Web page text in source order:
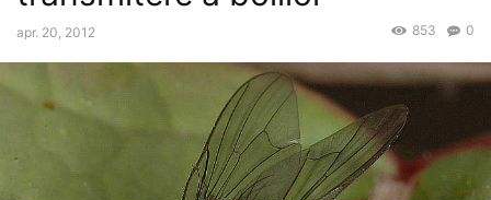
apr. 20, 2012 0
853